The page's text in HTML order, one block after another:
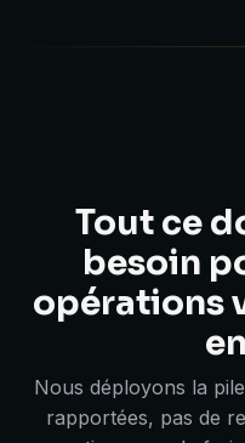
Tout ce
besoin
opérations
Nous déployons la
rapportées, pas de